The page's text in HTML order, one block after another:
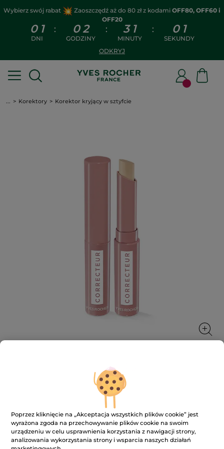
Wybierz swój rabat Zaoszczędź aż do 80 zł z kodami OFF80, OFF60 i
OFF20
0 1
DNI
: 0 2
GODZINY
: 3 1
MINUTY
: 0 1
SEKUNDY
ODKRYJ
... Korektory Korektor kryjący w sztyfcie
Korektor kryjący w sztyfcie
Koryguje i ujednolica przez cały dzień
1.4 g
3.7 ★★★★★
★★★★★
3.7
(114)DODAJ RECENZJĘ
Poprzez kliknięcie na „Akceptacja wszystkich plików cookie” jest
wyrażona zgoda na przechowywanie plików cookie na swoim
urządzeniu w celu usprawnienia korzystania z nawigacji strony,
analizowania wykorzystania strony i wsparcia naszych działań